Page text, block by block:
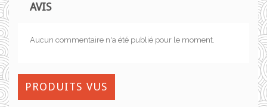
AVIS
Aucun commentaire n'a été publié pour le moment.
PRODUITS VUS